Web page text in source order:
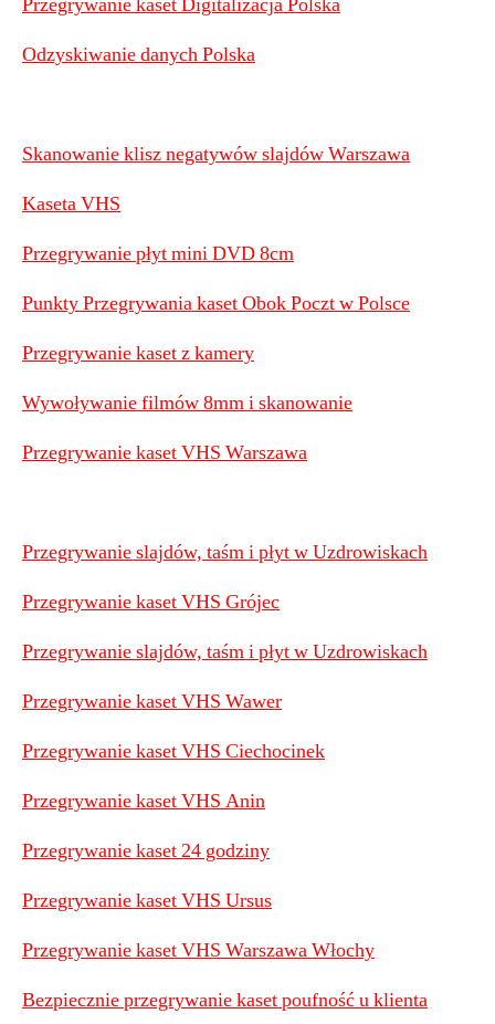
Odzyskiwanie danych Polska
Skanowanie klisz negatywów slajdów Warszawa
Kaseta VHS
Przegrywanie płyt mini DVD 8cm
Punkty Przegrywania kaset Obok Poczt w Polsce
Przegrywanie kaset z kamery
Wywoływanie filmów 8mm i skanowanie
Przegrywanie kaset VHS Warszawa
Przegrywanie slajdów, taśm i płyt w Uzdrowiskach
Przegrywanie kaset VHS Grójec
Przegrywanie slajdów, taśm i płyt w Uzdrowiskach
Przegrywanie kaset VHS Wawer
Przegrywanie kaset VHS Ciechocinek
Przegrywanie kaset VHS Anin
Przegrywanie kaset 24 godziny
Przegrywanie kaset VHS Ursus
Przegrywanie kaset VHS Warszawa Włochy
Bezpiecznie przegrywanie kaset poufność u klienta